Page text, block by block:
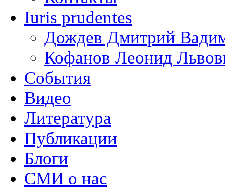
Iuris prudentes
Дождев Дмитрий
Кофанов Леонид
События
Видео
Литература
Публикации
Блоги
СМИ о нас